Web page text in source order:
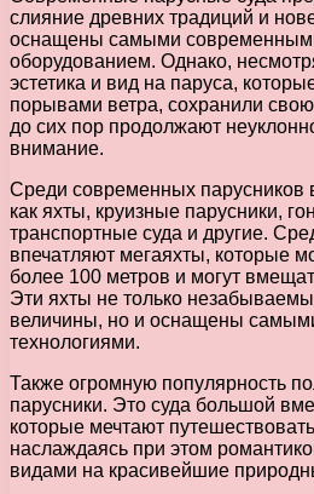
слияние древних традиций и
оснащены самыми
оборудованием. Однако,
эстетика и вид на паруса,
порывами ветра, сохранили свою
до сих пор продолжают
внимание.
Среди современных парусников
как яхты, круизные парусники,
транспортные суда и другие.
впечатляют мегаяхты, которые
более 100 метров и могут
Эти яхты не только
величины, но и оснащены
технологиями.
Также огромную популярность
парусники. Это суда большой
которые мечтают
наслаждаясь при этом
видами на красивейшие